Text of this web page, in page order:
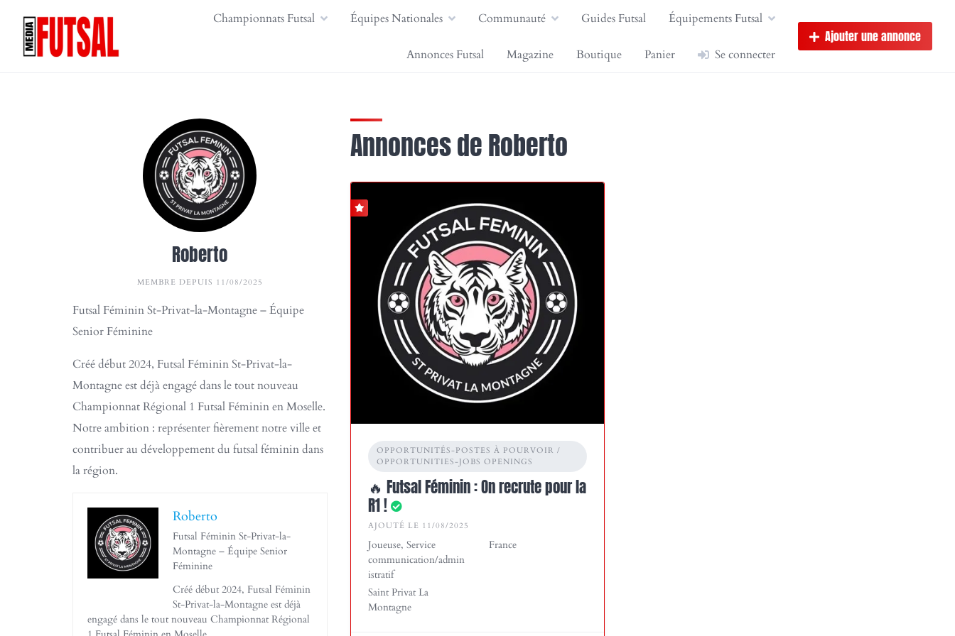
content
Championnats Futsal Équipes Nationales Communauté Guides Futsal Équipements Futsal
Annonces Futsal Magazine Boutique Panier Se connecter
Ajouter une annonce
Roberto
MEMBRE DEPUIS 11/08/2025
Futsal Féminin St-Privat-la-Montagne – Équipe
Senior Féminine
Créé début 2024, Futsal Féminin St-Privat-la-
Montagne est déjà engagé dans le tout nouveau
Championnat Régional 1 Futsal Féminin en Moselle.
Notre ambition : représenter fièrement notre ville et
contribuer au développement du futsal féminin dans
la région.
Roberto
Futsal Féminin St-Privat-la-
Montagne – Équipe Senior
Féminine
Créé début 2024, Futsal Féminin
St-Privat-la-Montagne est déjà
engagé dans le tout nouveau Championnat Régional
Annonces de Roberto
OPPORTUNITÉS-POSTES À POURVOIR /
OPPORTUNITIES-JOBS OPENINGS
🔥 Futsal Féminin : On recrute pour la
R1 !
AJOUTÉ LE 11/08/2025
Joueuse, Service
communication/admin
istratif
France
Saint Privat La
Montagne